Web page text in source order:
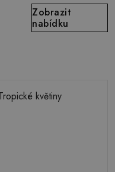
Zobrazit
nabídku